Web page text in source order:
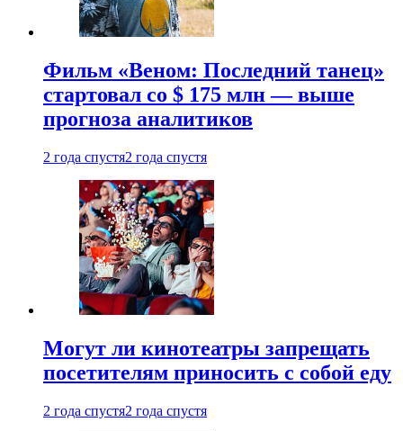
Фильм «Веном: Последний танец»
стартовал со $ 175 млн — выше
прогноза аналитиков
2 года спустя2 года спустя
Могут ли кинотеатры запрещать
посетителям приносить с собой еду
2 года спустя2 года спустя